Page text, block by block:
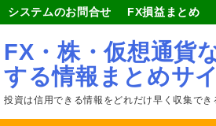
システムのお問合せ FX損益まとめ
FX・株・仮想通貨
する情報まとめサ
投資は信用できる情報をどれだけ早く収集で